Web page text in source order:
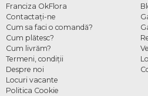
Franciza OkFlora
Contactaţi-ne
Cum sa faci o comandă?
Cum plătesc?
Cum livrăm?
Termeni, condiţii
Despre noi
Locuri vacante
Politica Cookie